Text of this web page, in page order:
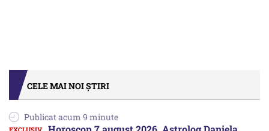
CELE MAI NOI ȘTIRI
Publicat acum 9 minute